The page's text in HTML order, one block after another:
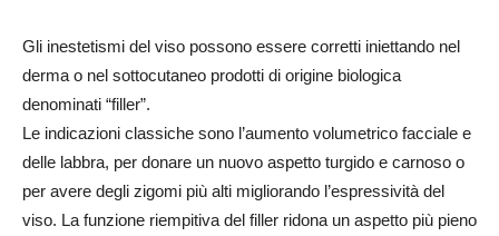
Gli inestetismi del viso possono essere corretti iniettando nel
derma o nel sottocutaneo prodotti di origine biologica
denominati “filler”.
Le indicazioni classiche sono l’aumento volumetrico facciale e
delle labbra, per donare un nuovo aspetto turgido e carnoso o
per avere degli zigomi più alti migliorando l’espressività del
viso. La funzione riempitiva del filler ridona un aspetto più pieno